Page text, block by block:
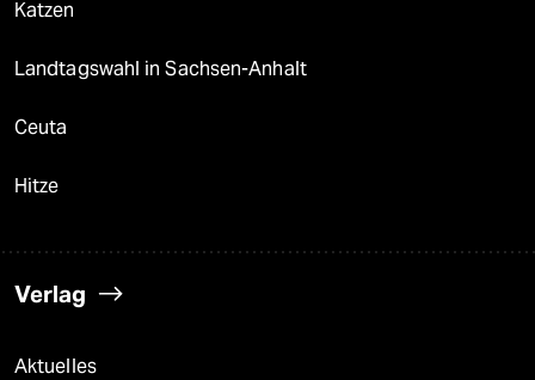
Katzen
Landtagswahl in Sachsen-Anhalt
Ceuta
Hitze
Verlag
Aktuelles